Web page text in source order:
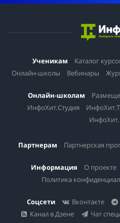
Ученикам Каталог
Онлайн-школы
Вебинары
Онлайн-школам
ИнфоХит.Студия
Партнерам Партнерская
Информация О проекте
Политика
Соцсети Вконтакте
Канал в Дзене
Чат